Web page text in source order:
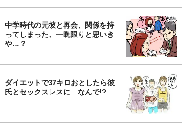
中学時代の元彼と再会、関係を持
ってしまった。一晩限りと思いき
や…？
ダイエットで37キロおとしたら彼
氏とセックスレスに…なんで!?